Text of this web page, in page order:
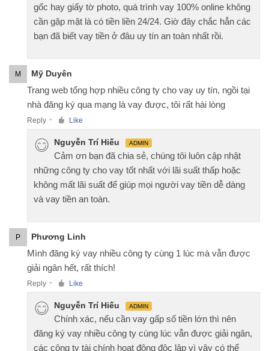
gốc hay giấy tờ photo, quá trình vay 100% online không
cần gặp mặt là có tiền liền 24/24. Giờ đây chắc hẳn các
bạn đã biết vay tiền ở đâu uy tín an toàn nhất rồi.
M Mỹ Duyên
Trang web tổng hợp nhiều công ty cho vay uy tín, ngồi tại
nhà đăng ký qua mạng là vay được, tôi rất hài lòng
Reply ● Like
Nguyễn Trí Hiếu ADMIN
Cảm ơn bạn đã chia sẻ, chúng tôi luôn cập nhật
những công ty cho vay tốt nhất với lãi suất thấp hoặc
không mất lãi suất để giúp mọi người vay tiền dễ dàng
và vay tiền an toàn.
P Phương Linh
Mình đăng ký vay nhiều công ty cùng 1 lúc mà vẫn được
giải ngân hết, rất thích!
Reply ● Like
Nguyễn Trí Hiếu ADMIN
Chính xác, nếu cần vay gấp số tiền lớn thì nên
đăng ký vay nhiều công ty cùng lúc vẫn được giải ngân,
các công ty tài chính hoạt động độc lập vì vậy có thể